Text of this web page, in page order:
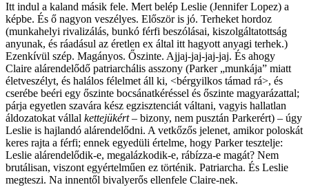
Itt indul a kaland másik fele. Mert belép Leslie (Jennifer Lopez) a
képbe. És ő nagyon veszélyes. Először is jó. Terheket hordoz
(munkahelyi rivalizálás, bunkó férfi beszólásai, kiszolgáltatottság
anyunak, és ráadásul az éretlen ex által itt hagyott anyagi terhek.)
Ezenkívül szép. Magányos. Őszinte. Ajjaj-jaj-jaj-jaj. És ahogy
Claire alárendelődő patriarchális asszony (Parker „munkája” miatt
életveszélyt, és halálos félelmet áll ki, <bérgyilkos támad rá>, és
cserébe beéri egy őszinte bocsánatkéréssel és őszinte magyarázattal;
párja egyetlen szavára kész egzisztenciát váltani, vagyis hallatlan
áldozatokat vállal kettejükért– bizony, nem pusztán Parkerért) – úgy
Leslie is hajlandó alárendelődni. A vetkőzős jelenet, amikor poloskát
keres rajta a férfi; ennek egyedüli értelme, hogy Parker tesztelje:
Leslie alárendelődik-e, megalázkodik-e, rábízza-e magát? Nem
brutálisan, viszont egyértelműen ez történik. Patriarcha. És Leslie
megteszi. Na innentől bivalyerős ellenfele Claire-nek.